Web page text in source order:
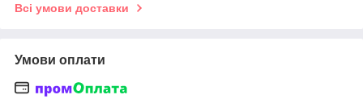
Всі умови доставки
Умови оплати